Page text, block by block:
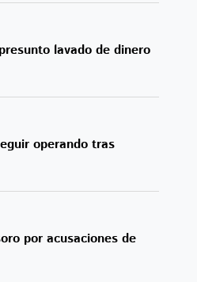
lavado de dinero
operando tras
por acusaciones de